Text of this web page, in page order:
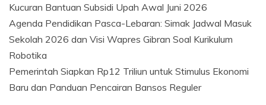
Kucuran Bantuan Subsidi Upah Awal Juni 2026
Agenda Pendidikan Pasca-Lebaran: Simak Jadwal Masuk
Sekolah 2026 dan Visi Wapres Gibran Soal Kurikulum
Robotika
Pemerintah Siapkan Rp12 Triliun untuk Stimulus Ekonomi
Baru dan Panduan Pencairan Bansos Reguler